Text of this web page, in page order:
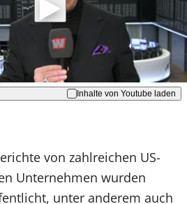
dazu erhalten Sie in der
Akzeptieren
Inhalte von Youtube laden
von zahlreichen US-
Unternehmen wurden
unter anderem auch